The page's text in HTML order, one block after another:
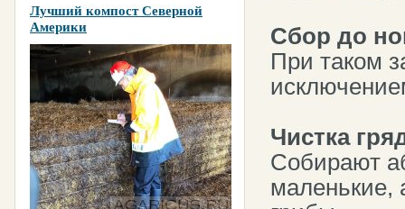
Лучший компост Северной
Америки
Сбор до
При таком
Чистка
Собирают
маленькие,